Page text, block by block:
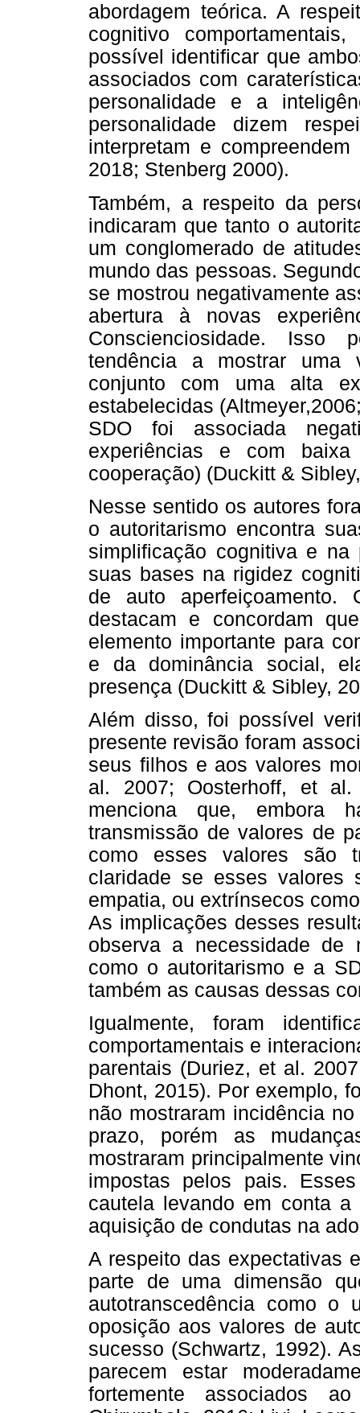
abordagem teórica. A
cognitivo
possível identificar que
associados com
personalidade e a
personalidade dizem
interpretam e
2018; Stenberg 2000).
Também, a respeito da
indicaram que tanto o
um conglomerado de
mundo das pessoas.
se mostrou negativamente
abertura à novas
Conscienciosidade. Isso
tendência a mostrar uma
conjunto com uma alta
estabelecidas
SDO foi associada
experiências e com
cooperação) (Duckitt &
Nesse sentido os autores
o autoritarismo encontra
simplificação cognitiva e
suas bases na rigidez
de auto
destacam e concordam
elemento importante para
e da dominância social,
presença (Duckitt & Sibley,
Além disso, foi possível
presente revisão foram
seus filhos e aos valores
al. 2007; Oosterhoff, et
menciona que, embora
transmissão de valores de
como esses valores são
claridade se esses valores
empatia, ou extrínsecos
As implicações desses
observa a necessidade de
como o autoritarismo e a
também as causas dessas
Igualmente, foram
comportamentais e
parentais (Duriez, et al.
Dhont, 2015). Por exemplo,
não mostraram incidência
prazo, porém as
mostraram principalmente
impostas pelos pais.
cautela levando em conta
aquisição de condutas na
A respeito das expectativas
parte de uma dimensão
autotranscedência como o
oposição aos valores de
sucesso (Schwartz, 1992).
parecem estar
fortemente associados